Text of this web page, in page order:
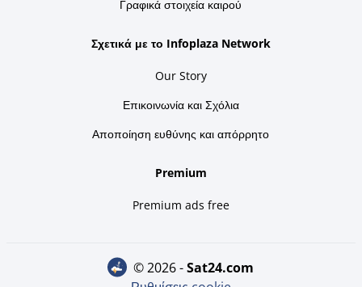
Γραφικά στοιχεία καιρού
Σχετικά με το Infoplaza Network
Our Story
Επικοινωνία και Σχόλια
Αποποίηση ευθύνης και απόρρητο
Premium
Premium ads free
© 2026 - sat24.com